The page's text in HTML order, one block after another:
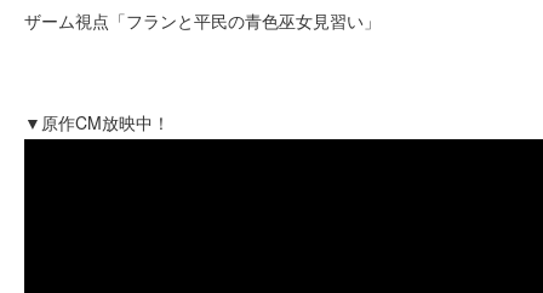
ザーム視点「フランと平民の青色巫女見習い」
▼原作CM放映中！